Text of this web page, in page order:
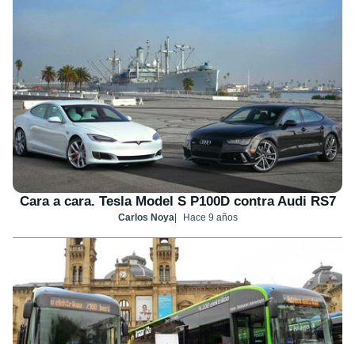
Cara a cara. Tesla Model S P100D contra Audi RS7
Carlos Noya Hace 9 años